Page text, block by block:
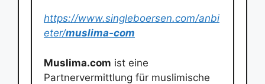
https://www.singleboersen.com/anbi
eter/muslima-com
Muslima.com ist eine
Partnervermittlung für muslimische